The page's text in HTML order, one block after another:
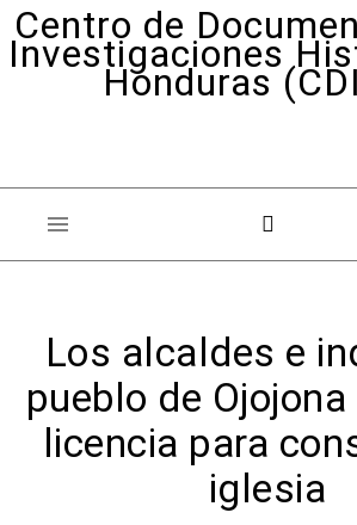
Centro de
Investigaciones
Honduras
Los alcaldes e
pueblo de
licencia para
iglesia